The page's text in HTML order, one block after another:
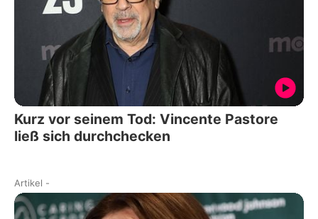
Kurz vor seinem Tod: Vincente Pastore
ließ sich durchchecken
Artikel -